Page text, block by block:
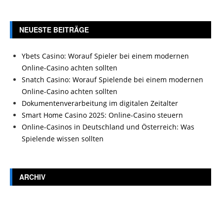
NEUESTE BEITRÄGE
Ybets Casino: Worauf Spieler bei einem modernen
Online-Casino achten sollten
Snatch Casino: Worauf Spielende bei einem modernen
Online-Casino achten sollten
Dokumentenverarbeitung im digitalen Zeitalter
Smart Home Casino 2025: Online-Casino steuern
Online-Casinos in Deutschland und Österreich: Was
Spielende wissen sollten
ARCHIV